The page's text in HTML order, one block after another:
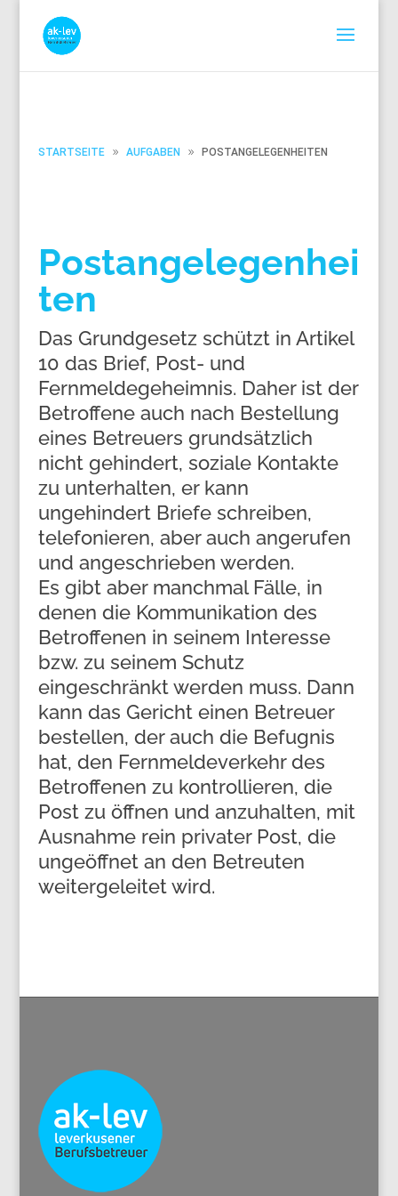
STARTSEITE AUFGABEN POSTANGELEGENHEITEN
Postangelegenhei
ten
Das Grundgesetz schützt in Artikel
10 das Brief, Post- und
Fernmeldegeheimnis. Daher ist der
Betroffene auch nach Bestellung
eines Betreuers grundsätzlich
nicht gehindert, soziale Kontakte
zu unterhalten, er kann
ungehindert Briefe schreiben,
telefonieren, aber auch angerufen
und angeschrieben werden.
Es gibt aber manchmal Fälle, in
denen die Kommunikation des
Betroffenen in seinem Interesse
bzw. zu seinem Schutz
eingeschränkt werden muss. Dann
kann das Gericht einen Betreuer
bestellen, der auch die Befugnis
hat, den Fernmeldeverkehr des
Betroffenen zu kontrollieren, die
Post zu öffnen und anzuhalten, mit
Ausnahme rein privater Post, die
ungeöffnet an den Betreuten
weitergeleitet wird.